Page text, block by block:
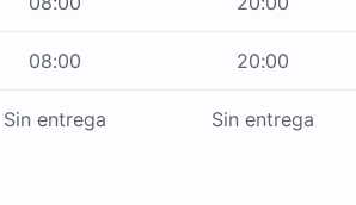
08:00 20:00
Sin entrega Sin entrega